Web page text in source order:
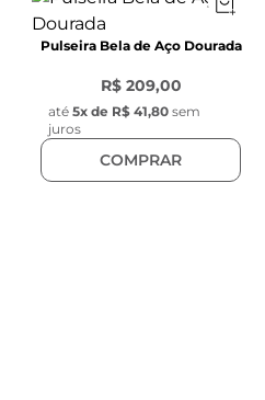
Pulseira Bela de Aço Dourada
R$ 209,00
até 5x de R$ 41,80 sem
juros
COMPRAR